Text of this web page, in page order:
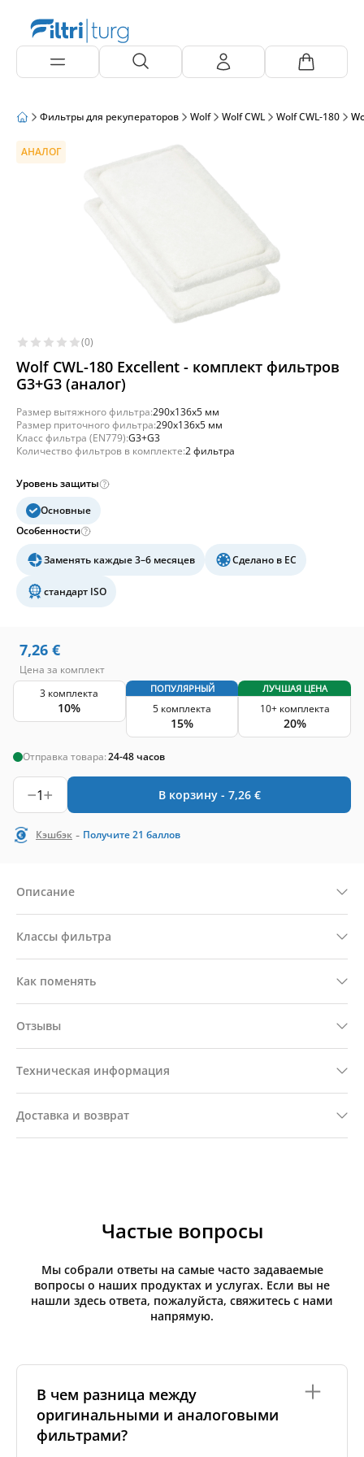
Фильтры для рекуператоров Wolf Wolf CWL Wolf CWL-180
АНАЛОГ
(0)
Wolf CWL-180 Excellent - комплект фильтров
G3+G3 (аналог)
Размер вытяжного фильтра:290x136x5 мм
Размер приточного фильтра:290x136x5 мм
Класс фильтра (EN779):G3+G3
Количество фильтров в комплекте:2 фильтра
Уровень защиты
Основные
Особенности
Заменять каждые 3–6 месяцев Сделано в ЕС
стандарт ISO
7,26 €
Цена за комплект
3 комплекта
10%
ПОПУЛЯРНЫЙ
5 комплекта
15%
ЛУЧШАЯ ЦЕНА
10+ комплекта
20%
Отправка товара:24-48 часов
1 В корзину - 7,26 €
Кэшбэк - Получите21 баллов
Описание
Классы фильтра
Как поменять
Отзывы
Техническая информация
Доставка и возврат
Частые вопросы
Мы собрали ответы на самые часто задаваемые
вопросы о наших продуктах и услугах. Если вы не
нашли здесь ответа, пожалуйста, свяжитесь с нами
напрямую.
В чем разница между
оригинальными и аналоговыми
фильтрами?